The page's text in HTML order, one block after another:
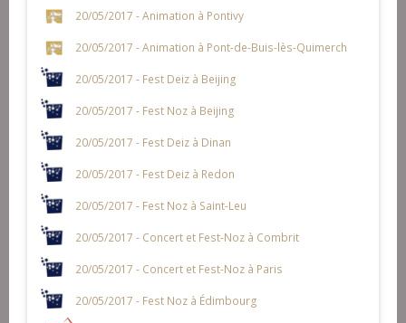
20/05/2017 - Animation à Pontivy
20/05/2017 - Animation à Pont-de-Buis-lès-Quimerch
20/05/2017 - Fest Deiz à Beijing
20/05/2017 - Fest Noz à Beijing
20/05/2017 - Fest Deiz à Dinan
20/05/2017 - Fest Deiz à Redon
20/05/2017 - Fest Noz à Saint-Leu
20/05/2017 - Concert et Fest-Noz à Combrit
20/05/2017 - Concert et Fest-Noz à Paris
20/05/2017 - Fest Noz à Édimbourg